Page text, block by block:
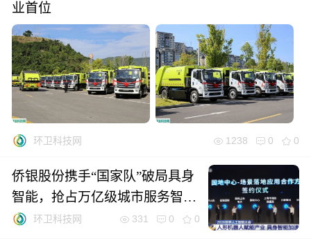
业首位
环卫科技网 1238 0 0
侨银股份携手“国家队”破局具身
智能，抢占万亿级城市服务智能
化“制空权”
环卫科技网 331 0 0